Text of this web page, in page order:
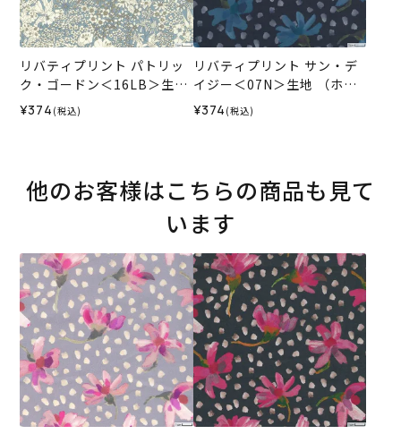
リバティプリント パトリッ
ク・ゴードン＜16LB＞生地
（ホビーラホビーレオリジ
ナル）2026SS
¥374 (税込)
リバティプリント サン・デ
イジー＜07N＞生地 （ホビ
ーラホビーレオリジナル）2
026SS
¥374 (税込)
他のお客様はこちらの商品も見て
います